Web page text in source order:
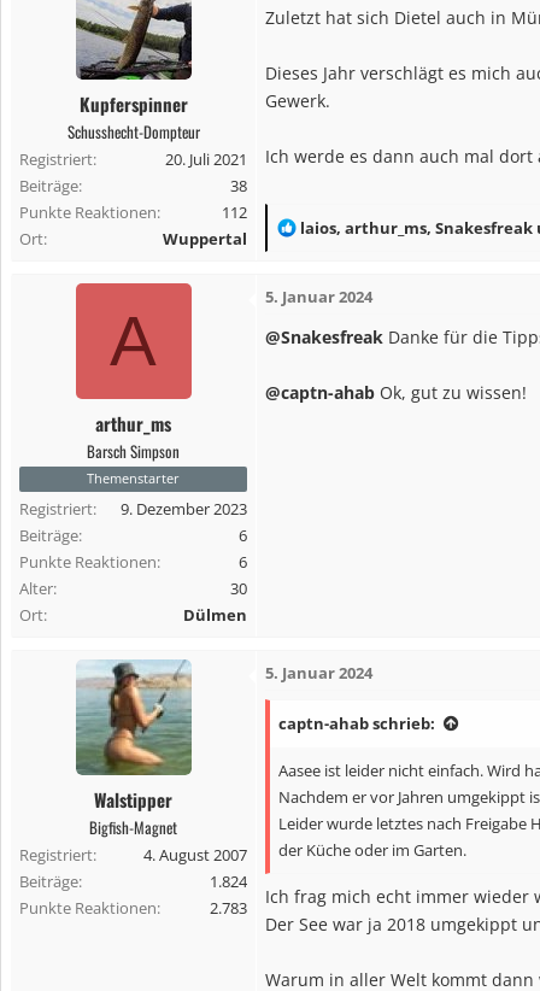
t
o
Kupferspinner
Schusshecht-Dompteur
Registriert
20. Juli 2021
Beiträge
38
Punkte Reaktionen
112
Ort
Wuppertal
Zuletzt hat sich Dietel auch in
Dieses Jahr verschlägt es mich
Gewerk.
Ich werde es dann auch mal
R
k
t
o
laios, arthur_ms, Snakesfreak
A
arthur_ms
Barsch Simpson
Themenstarter
Registriert
9. Dezember 2023
Beiträge
6
Punkte Reaktionen
6
Alter
30
Ort
Dülmen
5. Januar 2024
@Snakesfreak Danke für die
@captn-ahab Ok, gut zu wissen!
Walstipper
Bigfish-Magnet
Registriert
4. August 2007
Beiträge
1.824
Punkte Reaktionen
2.783
5. Januar 2024
captn-ahab schrieb:
Aasee ist leider nicht einfach. Wird
Nachdem er vor Jahren umgekippt
Leider wurde letztes nach Freigabe
der Küche oder im Garten.
Ich frag mich echt immer wieder
Der See war ja 2018 umgekippt
Warum in aller Welt kommt dann